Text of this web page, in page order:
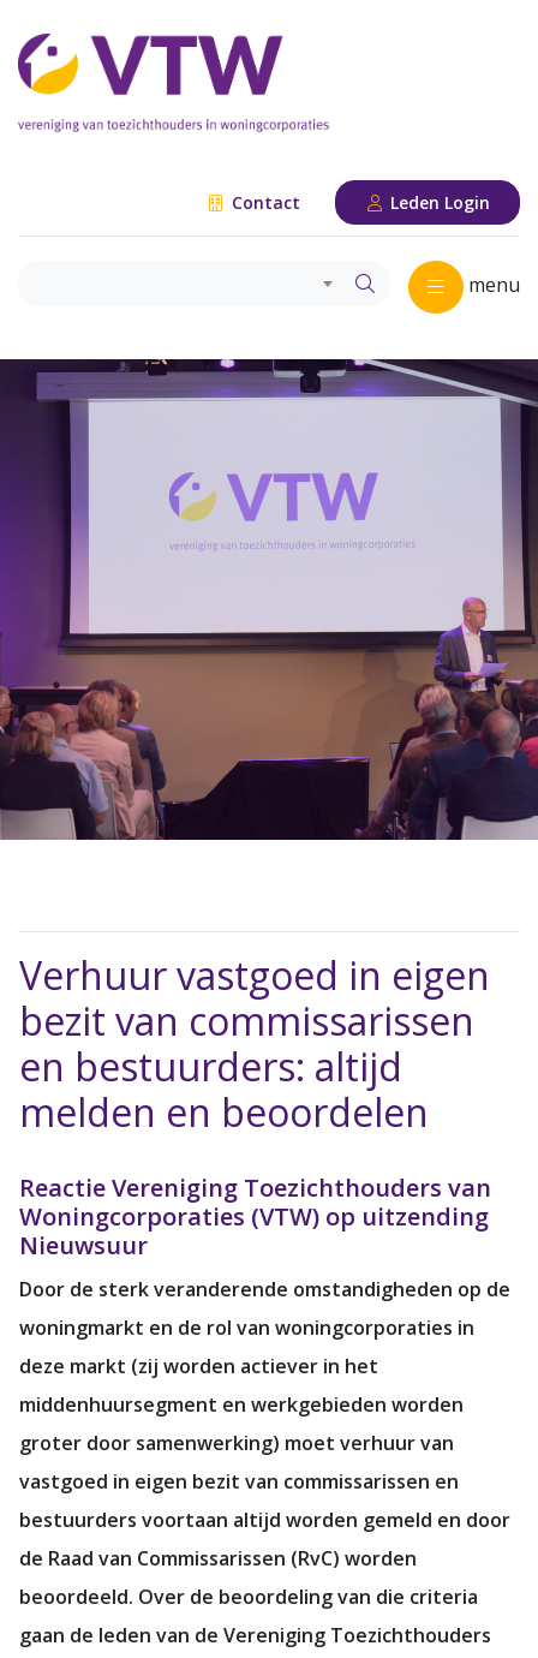
Contact Leden Login
menu
Verhuur vastgoed in eigen
bezit van commissarissen
en bestuurders: altijd
melden en beoordelen
Reactie Vereniging Toezichthouders van
Woningcorporaties (VTW) op uitzending
Nieuwsuur
Door de sterk veranderende omstandigheden op de
woningmarkt en de rol van woningcorporaties in
deze markt (zij worden actiever in het
middenhuursegment en werkgebieden worden
groter door samenwerking) moet verhuur van
vastgoed in eigen bezit van commissarissen en
bestuurders voortaan altijd worden gemeld en door
de Raad van Commissarissen (RvC) worden
beoordeeld. Over de beoordeling van die criteria
gaan de leden van de Vereniging Toezichthouders